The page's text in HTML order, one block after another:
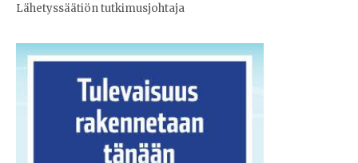
Lähetyssäätiön tutkimusjohtaja